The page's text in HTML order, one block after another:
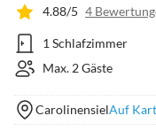
4.88/5 4
1 Schlafzimmer
Max. 2 Gäste
CarolinensielAuf